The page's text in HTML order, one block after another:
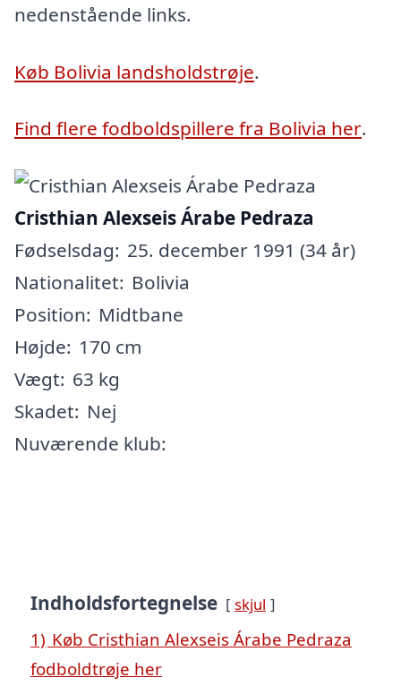
nedenstående links.
Køb Bolivia landsholdstrøje.
Find flere fodboldspillere fra Bolivia her.
Cristhian Alexseis Árabe Pedraza
Fødselsdag: 25. december 1991 (34 år)
Nationalitet: Bolivia
Position: Midtbane
Højde: 170 cm
Vægt: 63 kg
Skadet: Nej
Nuværende klub:
Indholdsfortegnelse skjul
1) Køb Cristhian Alexseis Árabe Pedraza
fodboldtrøje her